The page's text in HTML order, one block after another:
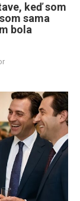
keď som
sama
bola